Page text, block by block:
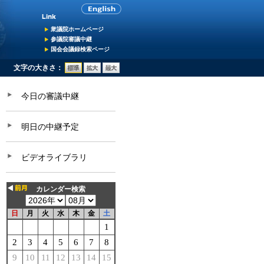
衆議院ホームページ
参議院審議中継
国会会議録検索ページ
文字の大きさ：
今日の審議中継
明日の中継予定
ビデオライブラリ
カレンダー検索
日 月 火 水 木 金 土
1
2
3 4 5 6 7
8
9
10 11 12 13 14
15